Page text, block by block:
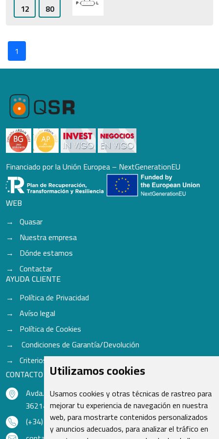
Utilizamos cookies
Usamos cookies y otras técnicas de rastreo para
mejorar tu experiencia de navegación en nuestra
web, para mostrarte contenidos personalizados
y anuncios adecuados, para analizar el tráfico en
12
80
1
Financiado por la Unión Europea – NextGenerationEU
WEB
Quasar
Nuestra empresa
Dónde estamos
Contactar
AYUDA CLIENTE
Política de Privacidad
Avíso legal
Política de Cookies
Condiciones de Garantía/Devolución
Criterios para aceptación de Cascos
CONTACTO
Avda. do Freixo - Sardoma, 13
36214 Vigo - Pontevedra - España
(+34) 986 48 16 33